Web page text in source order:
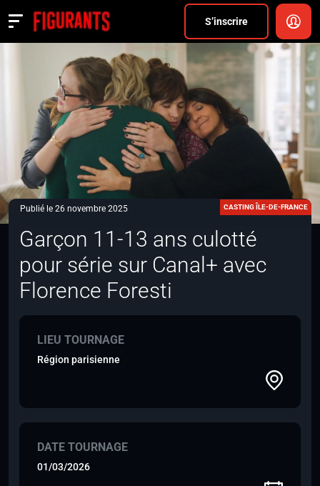
S’inscrire
Actualités
ANNONCER
FAQ
S’inscrire
Publié le 26 novembre 2025 CASTING ÎLE-DE-FRANCE
Garçon 11-13 ans culotté
pour série sur Canal+ avec
Florence Foresti
LIEU TOURNAGE
Région parisienne
DATE TOURNAGE
01/03/2026